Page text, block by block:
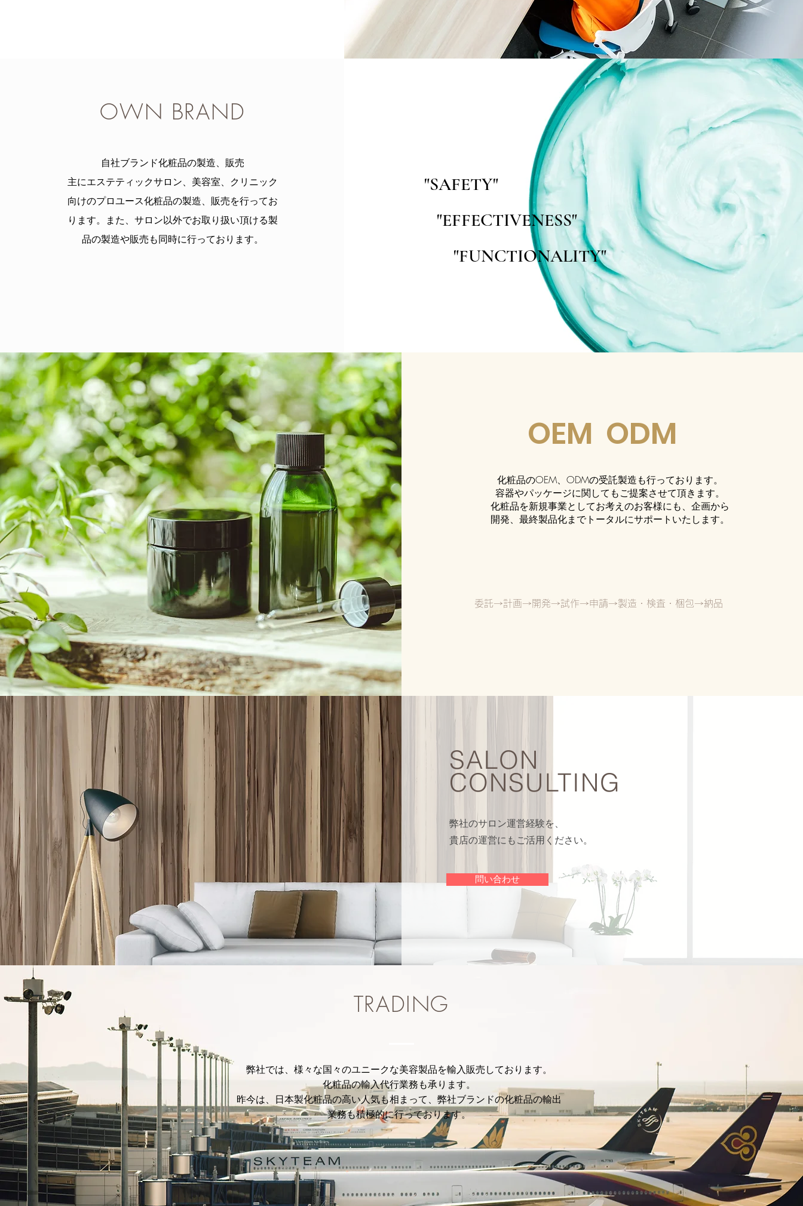
OWN BRAND
自社ブランド化粧品の製造、販売
主にエステティックサロン、美容室、クリニック
向けのプロユース化粧品の製造、販売を行ってお
ります。
また、サロン以外でお取り扱い頂ける製
品の製造や販売も同時に行っております。
"SAFETY"
"EFFECTIVENESS"
"FUNCTIONALITY"
OEM ODM
化粧品のOEM、ODMの受託製造も行っております。
​容器やパッケージに関してもご提案させて頂きます。
化粧品を新規事業としてお考えのお客様にも、企画から
開発、最終製品化までトータルにサポートいたします。
委託→計画→開発→試作→申請→製造・検査・梱包→納品
SALON
CONSULTING
弊社のサロン運営経験を、
貴店の運営にもご活用ください。
問い合わせ
TRADING
弊社では、様々な国々のユニークな美容製品を輸入販売しております。
化粧品の輸入代行業務も承ります。
昨今は、日本製化粧品の高い人気も相まって、弊社ブランドの化粧品の輸出
業務も積極的に行っております。